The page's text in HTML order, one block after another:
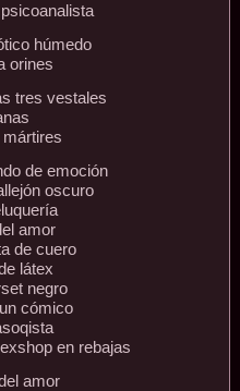
húmedo
orines
tres vestales
de emoción
oscuro
amor
de cuero
látex
negro
cómico
en rebajas
amor